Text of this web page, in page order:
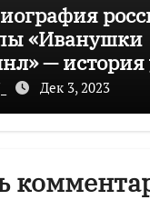
«Иванушки
— история
Дек 3, 2023